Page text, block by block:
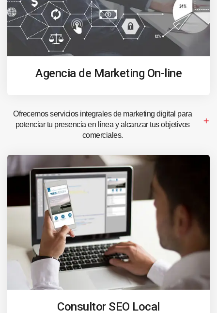
Agencia de Marketing On-line
Ofrecemos servicios integrales de marketing digital para
potenciar tu presencia en línea y alcanzar tus objetivos
comerciales.
Consultor SEO Local